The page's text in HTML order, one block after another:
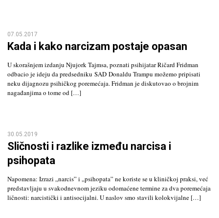
07.05.2017
Kada i kako narcizam postaje opasan
U skorašnjem izdanju Njujork Tajmsa, poznati psihijatar Ričard Fridman
odbacio je ideju da predsedniku SAD Donaldu Trampu možemo pripisati
neku dijagnozu psihičkog poremećaja. Fridman je diskutovao o brojnim
nagađanjima o tome od […]
30.05.2019
Sličnosti i razlike između narcisa i
psihopata
Napomena: Izrazi „narcis” i „psihopata” ne koriste se u kliničkoj praksi, već
predstavljaju u svakodnevnom jeziku odomaćene termine za dva poremećaja
ličnosti: narcistički i antisocijalni. U naslov smo stavili kolokvijalne […]